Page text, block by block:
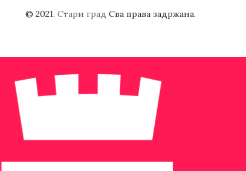
© 2021. Стари град Сва права задржана.